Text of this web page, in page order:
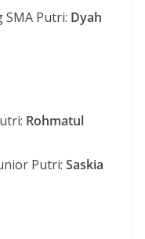
SMA Putri: Dyah
Rohmatul
Putri: Saskia